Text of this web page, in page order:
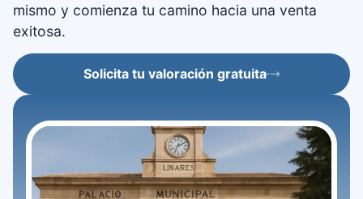
mismo y comienza tu camino hacia una venta
exitosa.
Solicita tu valoración gratuita